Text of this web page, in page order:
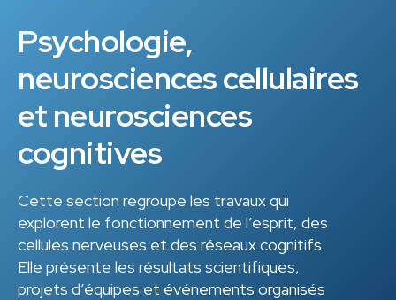
Psychologie,
neurosciences cellulaires
et neurosciences
cognitives
Cette section regroupe les travaux qui
explorent le fonctionnement de l’esprit, des
cellules nerveuses et des réseaux cognitifs.
Elle présente les résultats scientifiques,
projets d’équipes et événements organisés